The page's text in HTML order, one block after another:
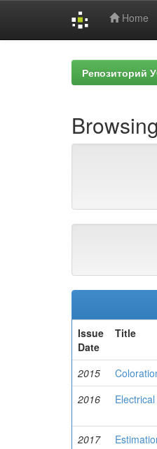
Home
Репозиторий
Issue
Date
Title
2015
2016
2017